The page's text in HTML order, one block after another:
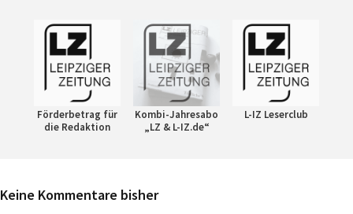
Förderbetrag für
die Redaktion
Kombi-Jahresabo
„LZ & L-IZ.de“
L-IZ Leserclub
Keine Kommentare bisher